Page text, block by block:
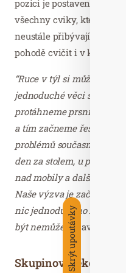
pozici je postaveno celé
všechny cviky, kterých už
neustále přibývají. A
pohodě cvičit i v kanceláři
“Ruce v týl si můžeme
jednoduché věci se zcela
protáhneme prsní svaly,
a tím začneme řešit
problémů současné doby
den za stolem, u počítače,
nad mobily a dalšími
Naše výzva je začátkem
nic jednoduššího než tři
být nemůže,”uzavírá
Skupinové lekce i
Skrýt upoutávky